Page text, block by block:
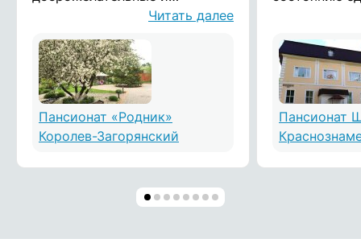
душевные люди!дай Бог им
Читать далее
Пансионат «Родник»
Королев-Загорянский
найти
хорошо,
нашему
Объездили
округе.
то
Пансионат